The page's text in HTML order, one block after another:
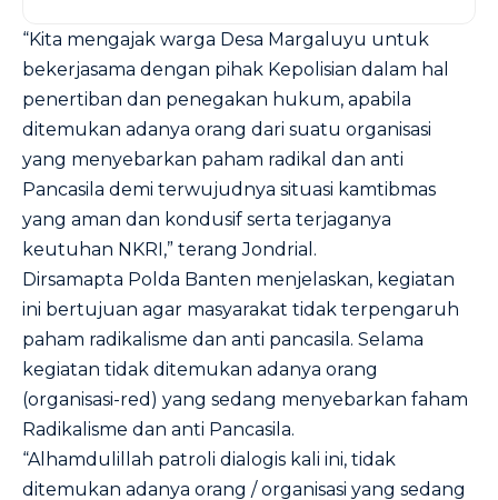
“Kita mengajak warga Desa Margaluyu untuk
bekerjasama dengan pihak Kepolisian dalam hal
penertiban dan penegakan hukum, apabila
ditemukan adanya orang dari suatu organisasi
yang menyebarkan paham radikal dan anti
Pancasila demi terwujudnya situasi kamtibmas
yang aman dan kondusif serta terjaganya
keutuhan NKRI,” terang Jondrial.
Dirsamapta Polda Banten menjelaskan, kegiatan
ini bertujuan agar masyarakat tidak terpengaruh
paham radikalisme dan anti pancasila. Selama
kegiatan tidak ditemukan adanya orang
(organisasi-red) yang sedang menyebarkan faham
Radikalisme dan anti Pancasila.
“Alhamdulillah patroli dialogis kali ini, tidak
ditemukan adanya orang / organisasi yang sedang